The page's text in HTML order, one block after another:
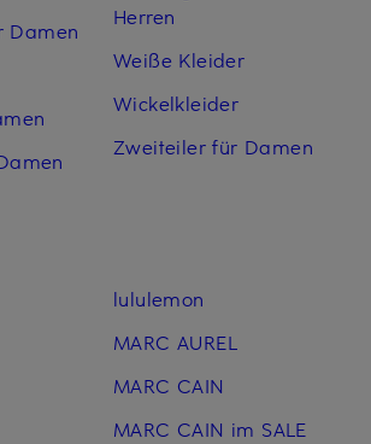
Damen
Herren
Weiße Kleider
Wickelkleider
Zweiteiler für Damen
lululemon
MARC AUREL
MARC CAIN
MARC CAIN im SALE